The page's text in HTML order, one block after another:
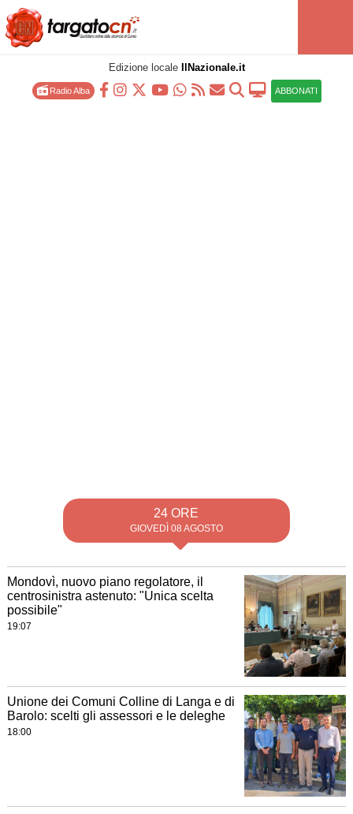
Edizione locale IlNazionale.it
Radio Alba ABBONATI
24 ORE
GIOVEDÌ 08 AGOSTO
Mondovì, nuovo piano regolatore, il
centrosinistra astenuto: "Unica scelta
possibile"
19:07
Unione dei Comuni Colline di Langa e di
Barolo: scelti gli assessori e le deleghe
18:00